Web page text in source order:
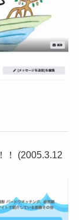
！ (2005.3.12